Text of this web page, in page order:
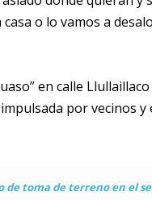
o lo vamos a
en calle
por vecinos y
toma de terreno en el